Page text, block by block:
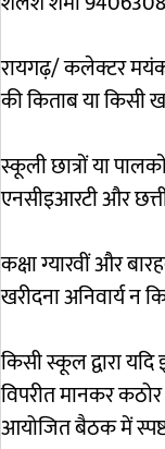
रायगढ़/ कलेक्टर
की किताब या किसी
स्कूली छात्रों या
एनसीइआरटी और
कक्षा ग्यारवीं और
खरीदना अनिवार्य न
किसी स्कूल द्वारा
विपरीत मानकर
आयोजित बैठक में